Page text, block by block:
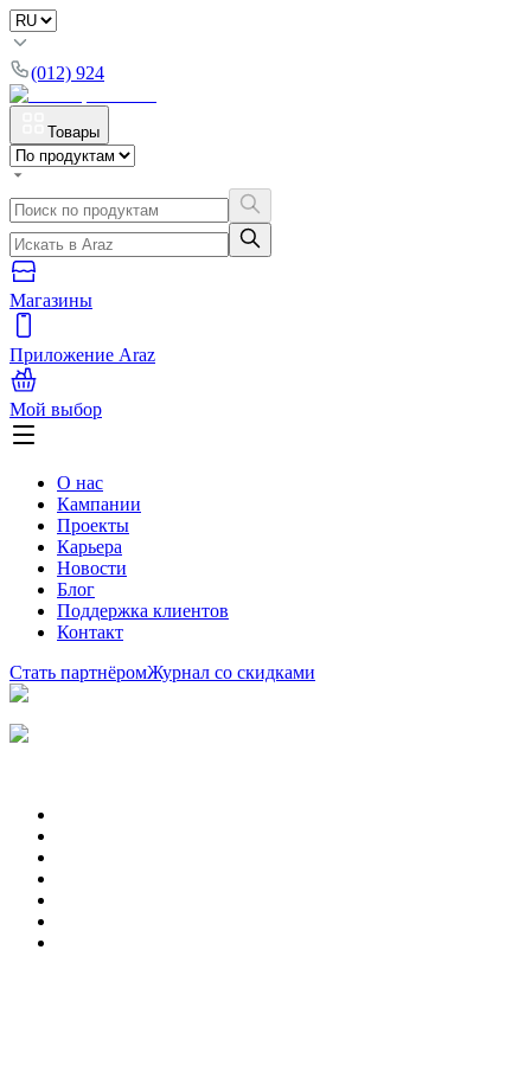
(012) 924
Товары
Магазины
Приложение Araz
Мой выбор
О нас
Кампании
Проекты
Карьера
Новости
Блог
Поддержка клиентов
Контакт
Стать партнёромЖурнал со скидками